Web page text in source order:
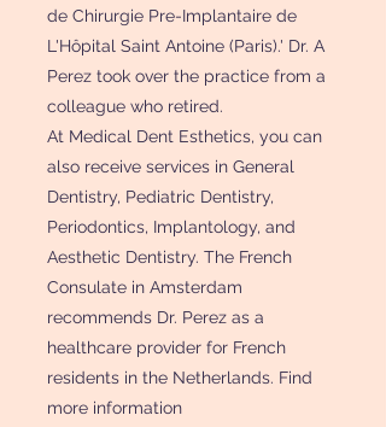
de Chirurgie Pre-Implantaire de
L'Hôpital Saint Antoine (Paris).' Dr. A
Perez took over the practice from a
colleague who retired.
At Medical Dent Esthetics, you can
also receive services in General
Dentistry, Pediatric Dentistry,
Periodontics, Implantology, and
Aesthetic Dentistry. The French
Consulate in Amsterdam
recommends Dr. Perez as a
healthcare provider for French
residents in the Netherlands. Find
more information